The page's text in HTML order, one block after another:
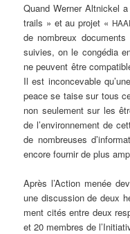
Quand Wer­nerAlt­ni­ckel
trails » et au pro­jet «
de nombreux
suivies, on le con­gé­dia
ne peu­vent être
Il est incon­ce­va­ble
peace se tai­se sur tous
non seu­le­ment sur les
de l’environnement de
de nombreu­ses
enco­re four­nir de plus
Après l’Action menée
une dis­cus­sion de deux
ment cités ent­re deux
et 20 mem­bres de